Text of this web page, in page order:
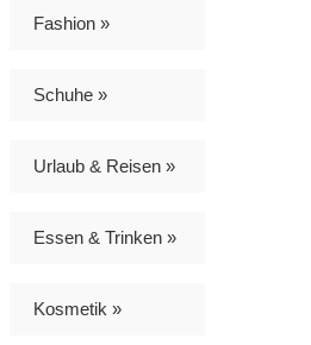
Fashion »
Schuhe »
Urlaub & Reisen »
Essen & Trinken »
Kosmetik »